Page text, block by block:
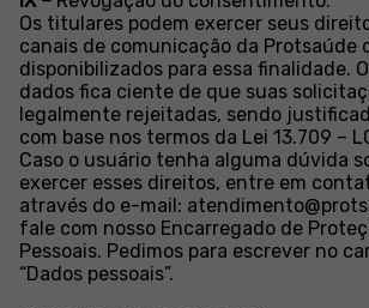
Os titulares podem exercer seus
canais de comunicação da Protsaúde
disponibilizados para essa finalidade.
dados fica ciente de que suas
legalmente rejeitadas, sendo
com base nos termos da Lei 13.709 –
Caso o usuário tenha alguma dúvida
exercer esses direitos, entre em
através do e-mail:
fale com nosso Encarregado de
Pessoais. Pedimos para escrever no
“Dados pessoais”.